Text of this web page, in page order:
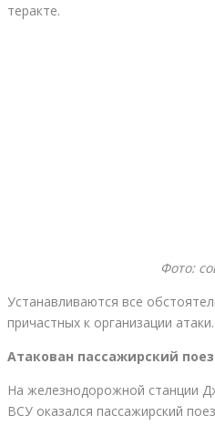
теракте.
Фото:
Устанавливаются все
причастных к организации атаки.
Атакован пассажирский
На железнодорожной станции
ВСУ оказался пассажирский